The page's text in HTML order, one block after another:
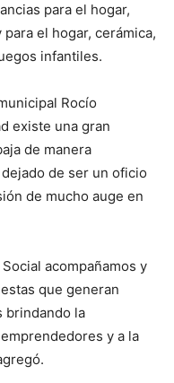
para el hogar,
el hogar, cerámica,
infantiles.
Rocío
existe una gran
de manera
de ser un oficio
de mucho auge en
acompañamos y
que generan
brindando la
y a la